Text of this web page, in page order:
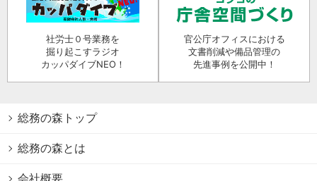
社労士０号業務を
掘り起こすラジオ
カッパダイブNEO！
官公庁オフィスにおける
文書削減や備品管理の
先進事例を公開中！
総務の森トップ
総務の森とは
会社概要